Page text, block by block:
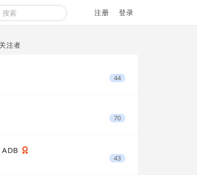
注册 登录
关注者
44
70
43